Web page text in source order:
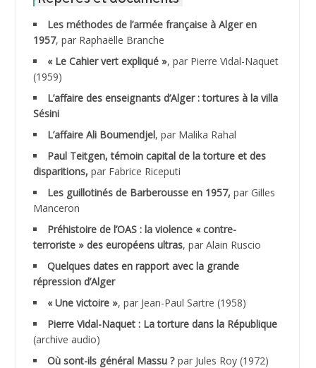
ABNOUN Salah
ACHACHE M.*
ACHLAF Ali
ADALMI
ADANE Ramdane *
ADDAD
ADDALA Boualem*
ADDANE
ADDECHE Rachid
Les méthodes de l’armée française à Alger en
1957, par Raphaëlle Branche
« Le Cahier vert expliqué », par Pierre Vidal-Naquet
(1959)
L’affaire des enseignants d’Alger : tortures à la villa
Sésini
L’affaire Ali Boumendjel, par Malika Rahal
Paul Teitgen, témoin capital de la torture et des
disparitions, par Fabrice Riceputi
Les guillotinés de Barberousse en 1957, par Gilles
Manceron
Préhistoire de l’OAS : la violence « contre-
terroriste » des européens ultras, par Alain Ruscio
Quelques dates en rapport avec la grande
répression d’Alger
« Une victoire », par Jean-Paul Sartre (1958)
Pierre Vidal-Naquet : La torture dans la République
(archive audio)
Où sont-ils général Massu ? par Jules Roy (1972)